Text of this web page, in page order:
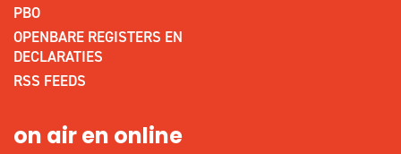
PBO
OPENBARE REGISTERS EN
DECLARATIES
RSS FEEDS
on air en online